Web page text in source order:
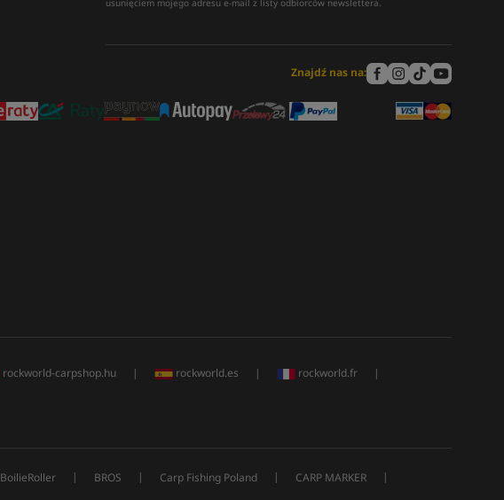
usunięciem mojego adresu e-mail z listy odbiorców newslettera.
Znajdź nas na:
rockworld-carpshop.hu | rockworld.es | rockworld.fr |
BoilieRoller | BROS | Carp Fishing Poland | CARP MARKER |